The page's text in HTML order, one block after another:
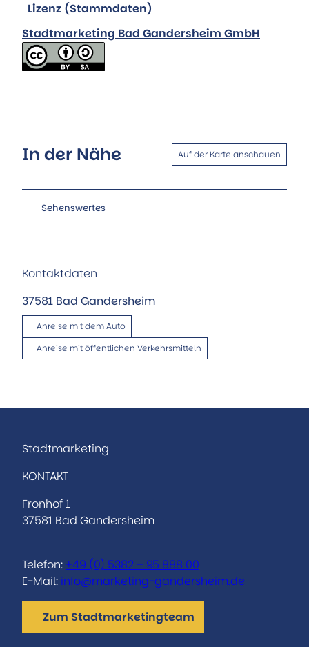
Lizenz (Stammdaten)
Stadtmarketing Bad Gandersheim GmbH
In der Nähe Auf der Karte anschauen
Sehenswertes
Kontaktdaten
37581 Bad Gandersheim
Anreise mit dem Auto
Anreise mit öffentlichen Verkehrsmitteln
Stadtmarketing
KONTAKT
Fronhof 1
37581 Bad Gandersheim
Telefon: +49 (0) 5382 – 95 888 00
E-Mail: info@marketing-gandersheim.de
Zum Stadtmarketingteam